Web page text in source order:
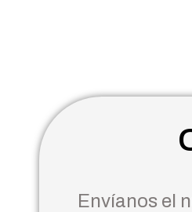
Envíanos el